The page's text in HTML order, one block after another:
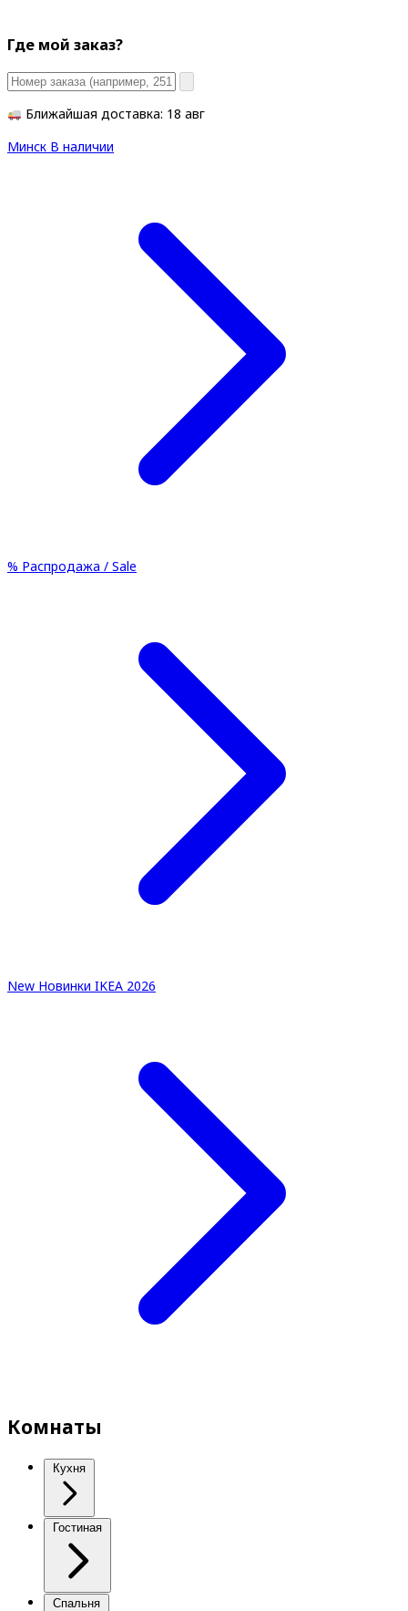
Где мой заказ?
Ближайшая доставка: 18 авг
Минск В наличии
% Распродажа / Sale
New Новинки IKEA 2026
Комнаты
Кухня
Гостиная
Спальня